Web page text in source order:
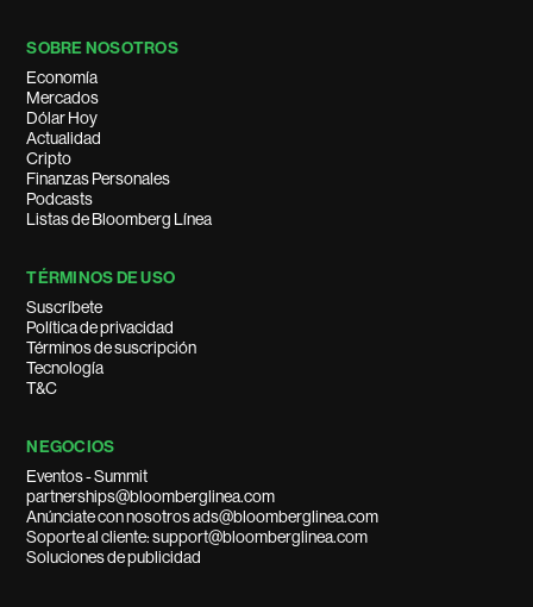
SOBRE NOSOTROS
Economía
Mercados
Dólar Hoy
Actualidad
Cripto
Finanzas Personales
Podcasts
Listas de Bloomberg Línea
TÉRMINOS DE USO
Suscríbete
Política de privacidad
Términos de suscripción
Tecnología
T&C
NEGOCIOS
Eventos - Summit
partnerships@bloomberglinea.com
Anúnciate con nosotros ads@bloomberglinea.com
Soporte al cliente: support@bloomberglinea.com
Soluciones de publicidad